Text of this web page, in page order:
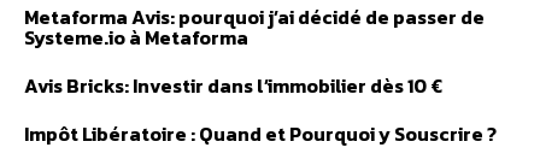
Metaforma Avis: pourquoi j’ai décidé de passer de
Systeme.io à Metaforma
Avis Bricks: Investir dans l’immobilier dès 10 €
Impôt Libératoire : Quand et Pourquoi y Souscrire ?